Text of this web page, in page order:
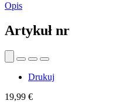
Opis
Artykuł nr
Drukuj
19,99 €